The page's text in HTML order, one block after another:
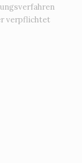
verpflichtet